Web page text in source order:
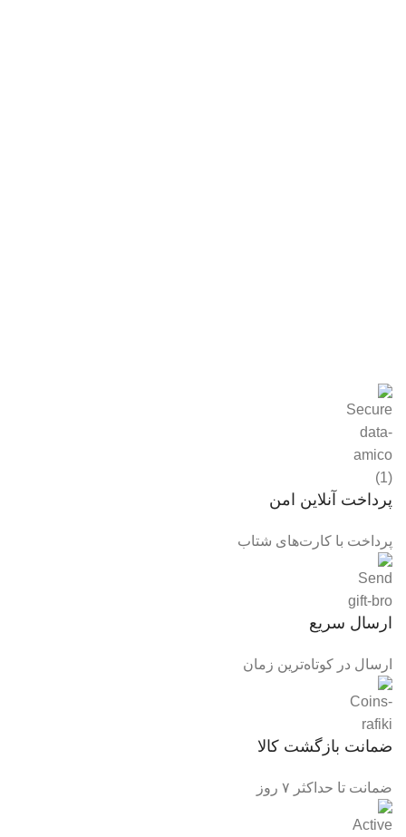
پرداخت آنلاین امن
پرداخت با کارت‌های شتاب
ارسال سریع
ارسال در کوتاه‌ترین زمان
ضمانت بازگشت کالا
ضمانت تا حداکثر ۷ روز